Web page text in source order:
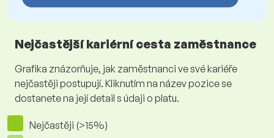
Nejčastější kariérní cesta zaměstnance
Grafika znázorňuje, jak zaměstnanci ve své kariéře
nejčastěji postupují. Kliknutím na název pozice se
dostanete na její detail s údaji o platu.
Nejčastěji (>15%)